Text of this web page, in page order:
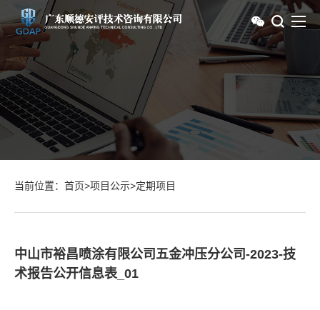
当前位置： 首页>项目公示>定期项目
中山市裕昌喷涂有限公司五金冲压分公司-2023-技
术报告公开信息表_01